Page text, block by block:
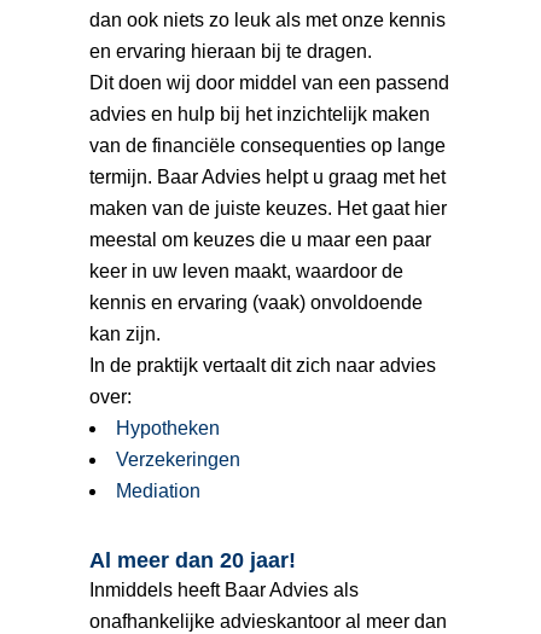
dan ook niets zo leuk als met onze kennis
en ervaring hieraan bij te dragen.
Dit doen wij door middel van een passend
advies en hulp bij het inzichtelijk maken
van de financiële consequenties op lange
termijn. Baar Advies helpt u graag met het
maken van de juiste keuzes. Het gaat hier
meestal om keuzes die u maar een paar
keer in uw leven maakt, waardoor de
kennis en ervaring (vaak) onvoldoende
kan zijn.
In de praktijk vertaalt dit zich naar advies
over:
Hypotheken
Verzekeringen
Mediation
Al meer dan 20 jaar!
Inmiddels heeft Baar Advies als
onafhankelijke advieskantoor al meer dan